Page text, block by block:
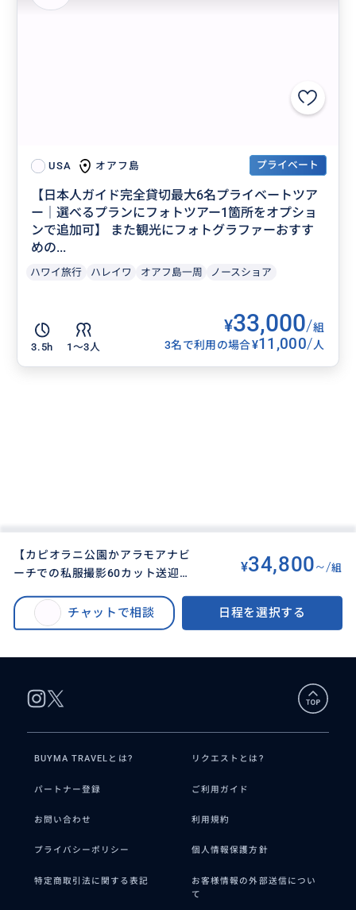
USA オアフ島 プライベート
【日本人ガイド完全貸切最大6名プライベートツア
ー｜選べるプランにフォトツアー1箇所をオプショ
ンで追加可】 また観光にフォトグラファーおすす
めの...
ハワイ旅行 ハレイワ オアフ島一周 ノースショア
3.5h 1〜3人
¥33,000/組
3名で利用の場合¥11,000/人
【カピオラニ公園かアラモアナビ
ーチでの私服撮影60カット送迎付
ートレート用にも最適でアーティ
ストの方の利用実績あり！最大6
¥34,800~/組
チャットで相談 日程を選択する
【カジュアルフォト 選べるロケーション 送迎付き】 ファミリーフォトやカッ
プルに最適！ポートレート用にアーティストの方の利用実績あり！2010年創
業の写真会社がプロデュースする品質重視のフォトツアー
BUYMA TRAVELとは? リクエストとは?
パートナー登録 ご利用ガイド
お問い合わせ 利用規約
プライバシーポリシー 個人情報保護方針
特定商取引法に関する表記
お客様情報の外部送信につい
て